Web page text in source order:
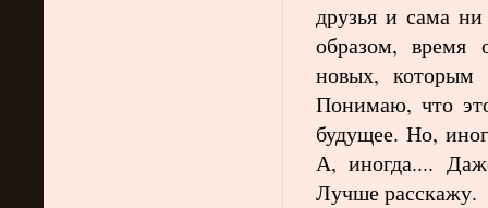
друзья и сама
образом, время
новых, которым
Понимаю, что
будущее. Но,
А, иногда....
Лучше расскажу.